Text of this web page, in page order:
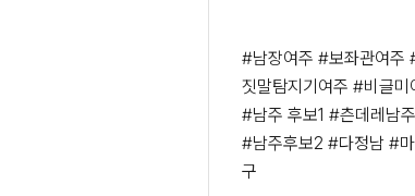
#남장여주 #보좌관여주
짓말탐지기여주 #비글미
#남주 후보1 #츤데레남
#남주후보2 #다정남 #
구